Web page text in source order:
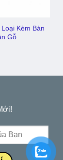
Kèm Bàn
Gỗ